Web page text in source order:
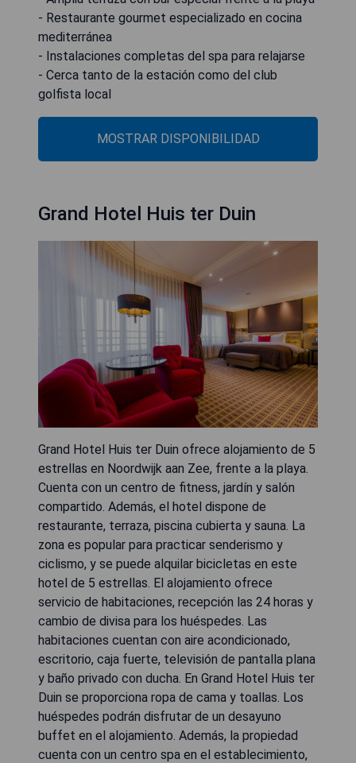
- Restaurante gourmet especializado en cocina
mediterránea
- Instalaciones completas del spa para relajarse
- Cerca tanto de la estación como del club
golfista local
MOSTRAR DISPONIBILIDAD
Grand Hotel Huis ter Duin
Grand Hotel Huis ter Duin ofrece alojamiento de 5
estrellas en Noordwijk aan Zee, frente a la playa.
Cuenta con un centro de fitness, jardín y salón
compartido. Además, el hotel dispone de
restaurante, terraza, piscina cubierta y sauna. La
zona es popular para practicar senderismo y
ciclismo, y se puede alquilar bicicletas en este
hotel de 5 estrellas. El alojamiento ofrece
servicio de habitaciones, recepción las 24 horas y
cambio de divisa para los huéspedes. Las
habitaciones cuentan con aire acondicionado,
escritorio, caja fuerte, televisión de pantalla plana
y baño privado con ducha. En Grand Hotel Huis ter
Duin se proporciona ropa de cama y toallas. Los
huéspedes podrán disfrutar de un desayuno
buffet en el alojamiento. Además, la propiedad
cuenta con un centro spa en el establecimiento,